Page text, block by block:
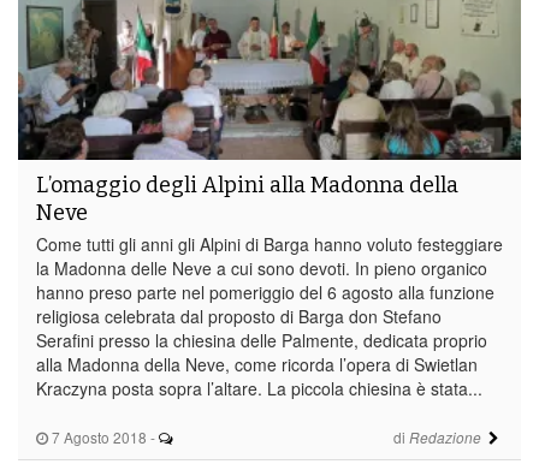
7 Agosto 2018 - di Redazione
L’omaggio degli Alpini alla Madonna della
Neve
Come tutti gli anni gli Alpini di Barga hanno voluto festeggiare
la Madonna delle Neve a cui sono devoti. In pieno organico
hanno preso parte nel pomeriggio del 6 agosto alla funzione
religiosa celebrata dal proposto di Barga don Stefano
Serafini presso la chiesina delle Palmente, dedicata proprio
alla Madonna della Neve, come ricorda l’opera di Swietlan
Kraczyna posta sopra l’altare. La piccola chiesina è stata...